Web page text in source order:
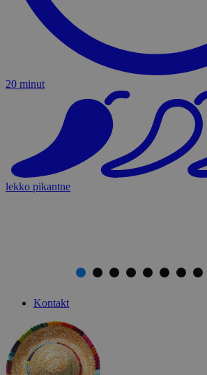
20 minut
lekko pikantne
Kontakt